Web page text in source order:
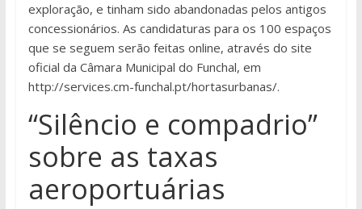
exploração, e tinham sido abandonadas pelos antigos
concessionários. As candidaturas para os 100 espaços
que se seguem serão feitas online, através do site
oficial da Câmara Municipal do Funchal, em
http://services.cm-funchal.pt/hortasurbanas/.
“Silêncio e compadrio”
sobre as taxas
aeroportuárias